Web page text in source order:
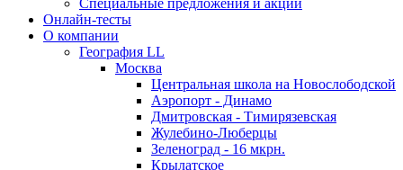
Онлайн-тесты
О компании
География LL
Москва
Центральная школа на Новослободской
Аэропорт - Динамо
Дмитровская - Тимирязевская
Жулебино-Люберцы
Зеленоград - 16 мкрн.
Крылатское